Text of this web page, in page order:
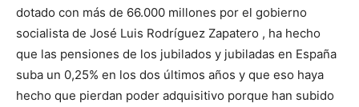
dotado con más de 66.000 millones por el gobierno
socialista de José Luis Rodríguez Zapatero , ha hecho
que las pensiones de los jubilados y jubiladas en España
suba un 0,25% en los dos últimos años y que eso haya
hecho que pierdan poder adquisitivo porque han subido